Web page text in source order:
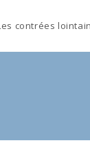
contrées